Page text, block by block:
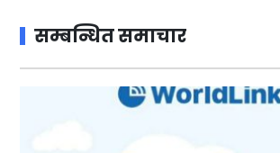
सम्बन्धित समाचार